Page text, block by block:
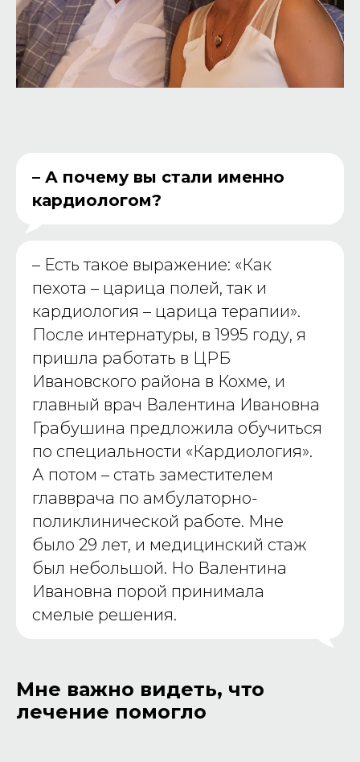
– А почему вы стали именно
кардиологом?
– Есть такое выражение: «Как
пехота – царица полей, так и
кардиология – царица терапии».
После интернатуры, в 1995 году, я
пришла работать в ЦРБ
Ивановского района в Кохме, и
главный врач Валентина Ивановна
Грабушина предложила обучиться
по специальности «Кардиология».
А потом – стать заместителем
главврача по амбулаторно-
поликлинической работе. Мне
было 29 лет, и медицинский стаж
был небольшой. Но Валентина
Ивановна порой принимала
смелые решения.
Мне важно видеть, что
лечение помогло